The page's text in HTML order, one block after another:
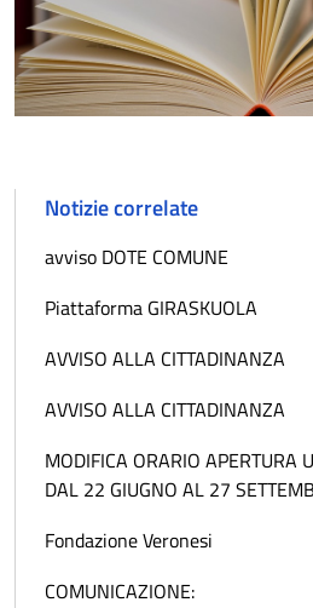
Notizie correlate
avviso DOTE COMUNE
Piattaforma GIRASKUOLA
AVVISO ALLA CITTADINANZA
AVVISO ALLA CITTADINANZA
MODIFICA ORARIO APERTURA
DAL 22 GIUGNO AL 27
Fondazione Veronesi
COMUNICAZIONE: